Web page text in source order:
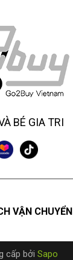
BÉ GIA TRI
VẬN CHUYỂN
cấp bởi Sapo